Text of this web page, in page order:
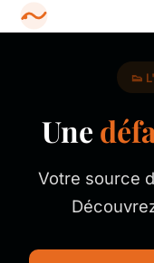
👟
Une
Votre source